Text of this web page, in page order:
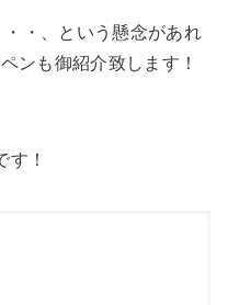
・、という懸念があれ
ンも御紹介致します！
す！